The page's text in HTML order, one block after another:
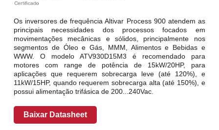
Os inversores de frequência Altivar Process 900 atendem as
principais necessidades dos processos focados em
movimentações mecânicas e sólidos, principalmente nos
segmentos de Óleo e Gás, MMM, Alimentos e Bebidas e
WWW. O modelo ATV930D15M3 é recomendado para
motores com range de potência de 15kW/20HP, para
aplicações que requerem sobrecarga leve (até 120%), e
11kW/15HP, quando requerem sobrecarga alta (até 150%), e
possui alimentação trifásica de 200...240Vac.
Baixar Datasheet